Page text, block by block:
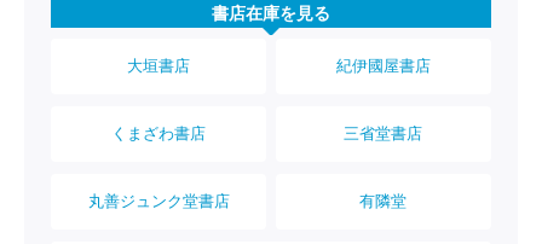
書店在庫を見る
大垣書店 紀伊國屋書店
くまざわ書店 三省堂書店
丸善ジュンク堂書店 有隣堂